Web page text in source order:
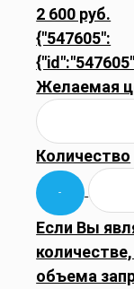
2 600 руб.
{"547605":
Желаемая
Количество
Если Вы
объема